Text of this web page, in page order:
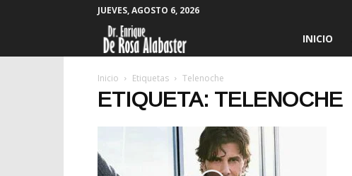
JUEVES, AGOSTO 6, 2026
De
Rosa
Alabaster
INICIO
Inicio Etiquetas Telenoche
ETIQUETA: TELENOCHE